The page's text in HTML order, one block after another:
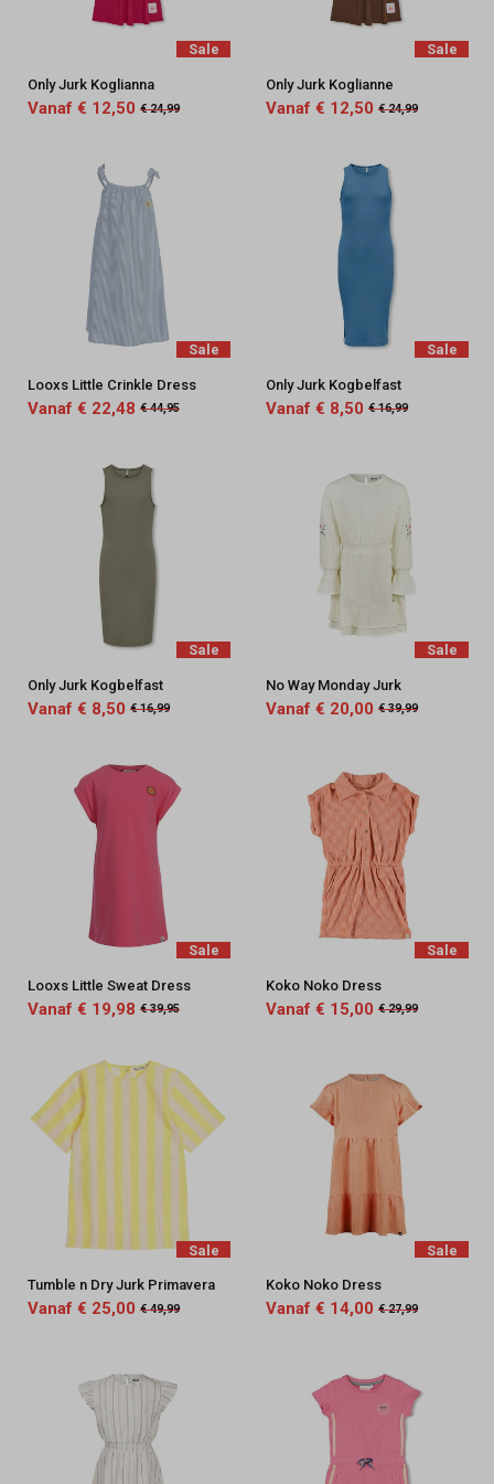
Sale
Only Jurk Koglianna
Vanaf € 12,50 € 24,99
Sale
Only Jurk Koglianne
Vanaf € 12,50 € 24,99
Sale
Looxs Little Crinkle Dress
Vanaf € 22,48 € 44,95
Sale
Only Jurk Kogbelfast
Vanaf € 8,50 € 16,99
Sale
Only Jurk Kogbelfast
Vanaf € 8,50 € 16,99
Sale
No Way Monday Jurk
Vanaf € 20,00 € 39,99
Sale
Looxs Little Sweat Dress
Vanaf € 19,98 € 39,95
Sale
Koko Noko Dress
Vanaf € 15,00 € 29,99
Sale
Tumble n Dry Jurk Primavera
Vanaf € 25,00 € 49,99
Sale
Koko Noko Dress
Vanaf € 14,00 € 27,99